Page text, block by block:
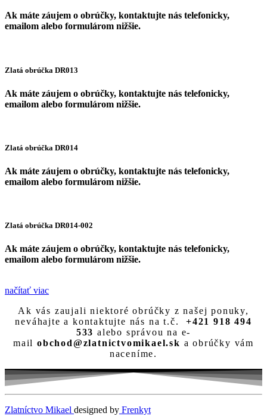
Ak máte záujem o obrúčky, kontaktujte nás telefonicky,
emailom alebo formulárom nižšie.
Zlatá obrúčka DR013
Ak máte záujem o obrúčky, kontaktujte nás telefonicky,
emailom alebo formulárom nižšie.
Zlatá obrúčka DR014
Ak máte záujem o obrúčky, kontaktujte nás telefonicky,
emailom alebo formulárom nižšie.
Zlatá obrúčka DR014-002
Ak máte záujem o obrúčky, kontaktujte nás telefonicky,
emailom alebo formulárom nižšie.
načítať viac
Ak vás zaujali niektoré obrúčky z našej ponuky,
neváhajte a kontaktujte nás na t.č.
+421 918 494
533 alebo správou na e-
mail obchod@zlatnictvomikael.sk a obrúčky vám
naceníme.
Zlatníctvo Mikael designed by Frenkyt